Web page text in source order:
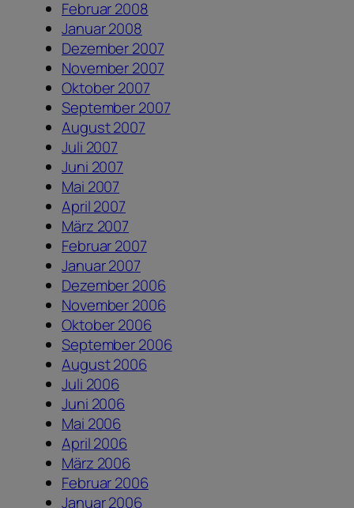
Februar 2008
Januar 2008
Dezember 2007
November 2007
Oktober 2007
September 2007
August 2007
Juli 2007
Juni 2007
Mai 2007
April 2007
März 2007
Februar 2007
Januar 2007
Dezember 2006
November 2006
Oktober 2006
September 2006
August 2006
Juli 2006
Juni 2006
Mai 2006
April 2006
März 2006
Februar 2006
Januar 2006